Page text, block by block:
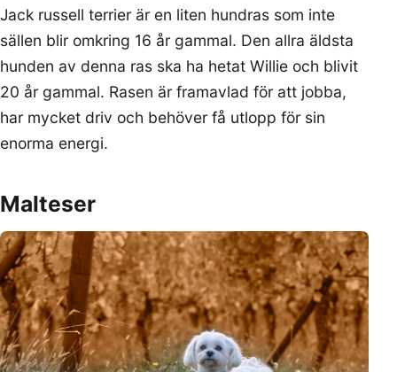
Jack russell terrier är en liten hundras som inte
sällen blir omkring 16 år gammal. Den allra äldsta
hunden av denna ras ska ha hetat Willie och blivit
20 år gammal. Rasen är framavlad för att jobba,
har mycket driv och behöver få utlopp för sin
enorma energi.
Malteser